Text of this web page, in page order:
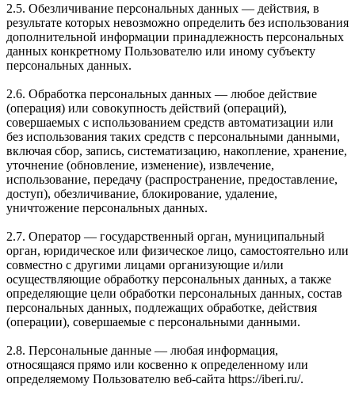
2.5. Обезличивание персональных данных — действия, в
результате которых невозможно определить без использования
дополнительной информации принадлежность персональных
данных конкретному Пользователю или иному субъекту
персональных данных.
2.6. Обработка персональных данных — любое действие
(операция) или совокупность действий (операций),
совершаемых с использованием средств автоматизации или
без использования таких средств с персональными данными,
включая сбор, запись, систематизацию, накопление, хранение,
уточнение (обновление, изменение), извлечение,
использование, передачу (распространение, предоставление,
доступ), обезличивание, блокирование, удаление,
уничтожение персональных данных.
2.7. Оператор — государственный орган, муниципальный
орган, юридическое или физическое лицо, самостоятельно или
совместно с другими лицами организующие и/или
осуществляющие обработку персональных данных, а также
определяющие цели обработки персональных данных, состав
персональных данных, подлежащих обработке, действия
(операции), совершаемые с персональными данными.
2.8. Персональные данные — любая информация,
относящаяся прямо или косвенно к определенному или
определяемому Пользователю веб-сайта https://iberi.ru/.